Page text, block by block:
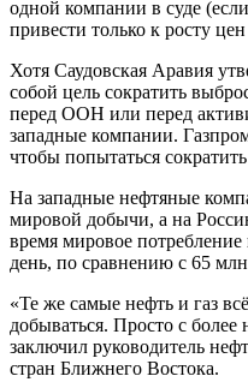
одной компании в суде
привести только к росту
Хотя Саудовская Аравия
собой цель сократить
перед ООН или перед
западные компании.
чтобы попытаться
На западные нефтяные
мировой добычи, а на
время мировое
день, по сравнению с 65
«Те же самые нефть и газ
добываться. Просто с
заключил руководитель
стран Ближнего Востока.